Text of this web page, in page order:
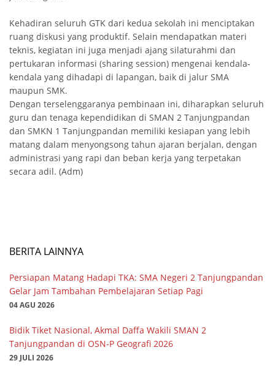
Kehadiran seluruh GTK dari kedua sekolah ini menciptakan
ruang diskusi yang produktif. Selain mendapatkan materi
teknis, kegiatan ini juga menjadi ajang silaturahmi dan
pertukaran informasi (sharing session) mengenai kendala-
kendala yang dihadapi di lapangan, baik di jalur SMA
maupun SMK.
Dengan terselenggaranya pembinaan ini, diharapkan seluruh
guru dan tenaga kependidikan di SMAN 2 Tanjungpandan
dan SMKN 1 Tanjungpandan memiliki kesiapan yang lebih
matang dalam menyongsong tahun ajaran berjalan, dengan
administrasi yang rapi dan beban kerja yang terpetakan
secara adil. (Adm)
BERITA LAINNYA
Persiapan Matang Hadapi TKA: SMA Negeri 2 Tanjungpandan
Gelar Jam Tambahan Pembelajaran Setiap Pagi
04 AGU 2026
Bidik Tiket Nasional, Akmal Daffa Wakili SMAN 2
Tanjungpandan di OSN-P Geografi 2026
29 JULI 2026